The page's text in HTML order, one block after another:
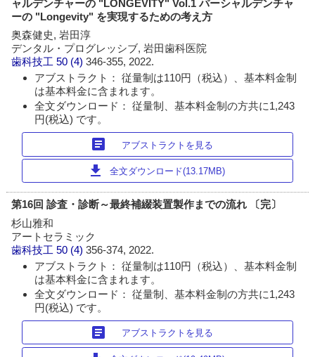
ャルデンチャーの "LONGEVITY" Vol.1 パーシャルデンチャ
ーの "Longevity" を実現するための考え方
奥森健史, 岩田淳
デンタル・プログレッシブ, 岩田歯科医院
歯科技工 50 (4)346-355, 2022.
アブストラクト： 従量制は110円（税込）、基本料金制
は基本料金に含まれます。
全文ダウンロード： 従量制、基本料金制の方共に1,243
円(税込) です。
article アブストラクトを見る
download 全文ダウンロード(13.17MB)
第16回 診査・診断～最終補綴装置製作までの流れ 〔完〕
杉山雅和
アートセラミック
歯科技工 50 (4)356-374, 2022.
アブストラクト： 従量制は110円（税込）、基本料金制
は基本料金に含まれます。
全文ダウンロード： 従量制、基本料金制の方共に1,243
円(税込) です。
article アブストラクトを見る